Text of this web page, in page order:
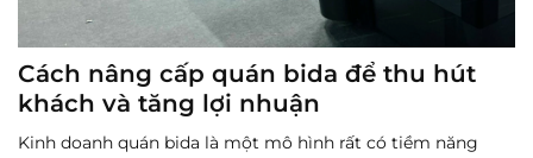
Cách nâng cấp quán bida để thu hút
khách và tăng lợi nhuận
Kinh doanh quán bida là một mô hình rất có tiềm năng